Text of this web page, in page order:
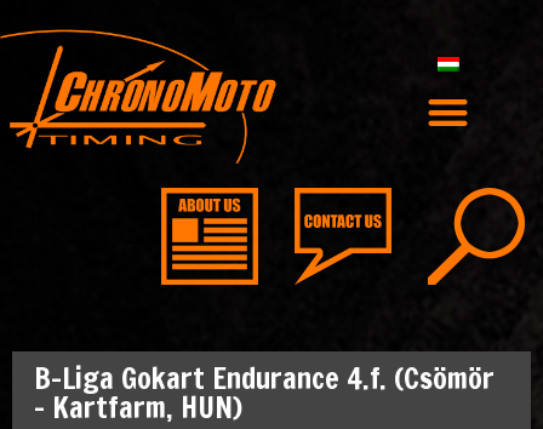
B-Liga Gokart Endurance 4.f. (Csömör
– Kartfarm, HUN)